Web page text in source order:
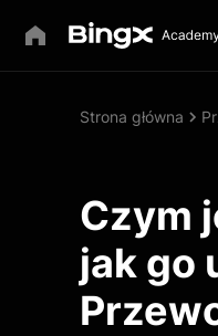
Strona główna
Czym
jak go